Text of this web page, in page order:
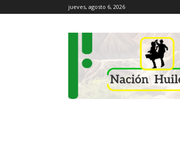
jueves, agosto 6, 2026